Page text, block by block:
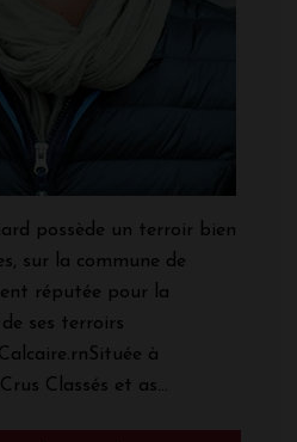
possède un terroir bien
sur la commune de
réputée pour la
ses terroirs
à
Classés et as...